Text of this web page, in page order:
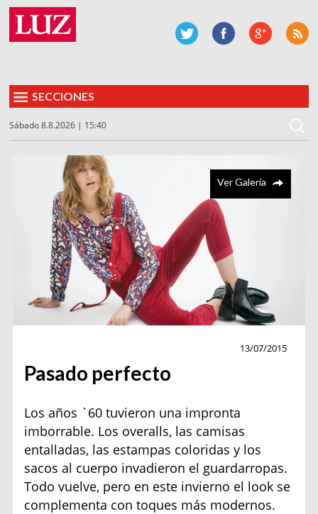
SECCIONES
Sábado 8.8.2026 | 15:40
Ver Galería
13/07/2015
Pasado perfecto
Los años `60 tuvieron una impronta
imborrable. Los overalls, las camisas
entalladas, las estampas coloridas y los
sacos al cuerpo invadieron el guardarropas.
Todo vuelve, pero en este invierno el look se
complementa con toques más modernos.